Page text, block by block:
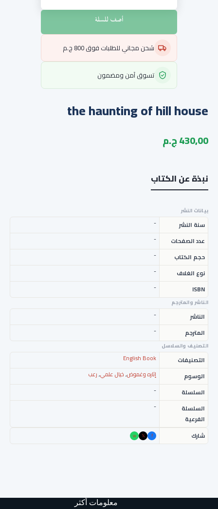
أضف للسلة
شحن مجاني للطلبات فوق 800 ج.م
تسوق آمن ومضمون
the haunting of hill house
430,00 ج.م
نبذة عن الكتاب
بيانات النشر
سنة النشر
-
عدد الصفحات
-
حجم الكتاب
-
نوع الغلاف
-
ISBN
-
الناشر والمترجم
الناشر
-
المترجم
-
التصنيف والسلاسل
التصنيفات
English Book
الوسوم
إثاره وغموض,خيال علمي,رعب
السلسلة
-
السلسلة
الفرعية
-
شارك f
𝕏
w
معلومات أكثر